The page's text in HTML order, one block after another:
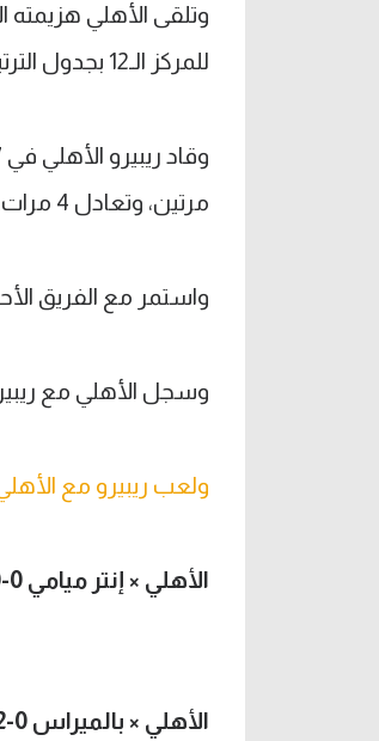
للمركز الـ12 بجدول الترتيب.
مرتين، وتعادل 4 مرات.
واستمر مع الفريق الأحمر
وسجل الأهلي مع ريبيرو 10 أهداف، بينما تلقى الفريق 11
ولعب ريبيرو مع الأهلي 7 مباريات
الأهلي × إنتر ميامي 0-0
الأهلي × بالميراس 0-2